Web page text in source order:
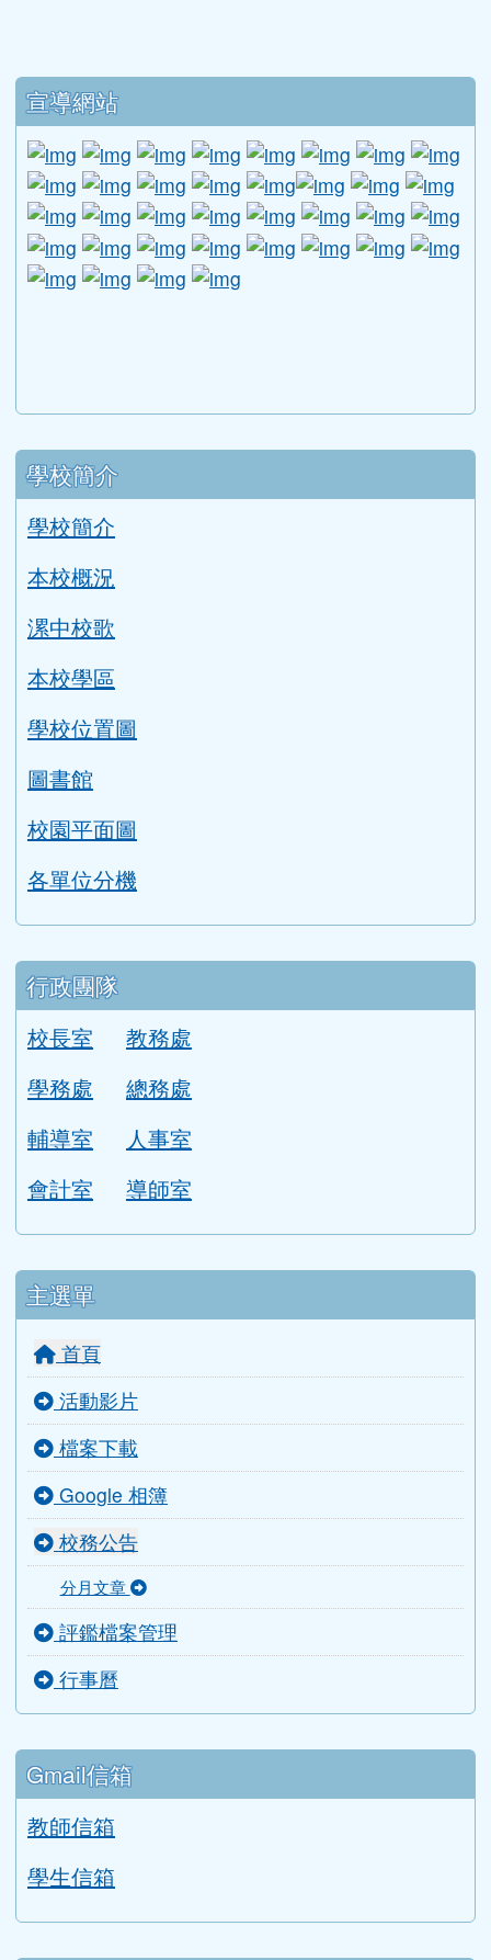
下中區域內容
宣導網站
link to http://www.guide.edu.tw/
link to http://www.csptc.gov.tw/ \
link to http://enc.moe.edu.tw/ \
link to https://
link to https://
link to https://
link to
link to http://edufund.cyut.edu.tw \
link to http://link to https://www.ptskids.tw/ \
link to http://link to http://
link to http://
link tolink
link to http://1950.tycg.gov.tw/ \
link to http://www.e-quit.org/ \
link to http://www.hpa.gov.tw/
link to http://
link to http://goo.gl/
link to http://
link to
link to http://www.2017twccprcescr.tw/
link to http://http://ifi.immigration.gov.tw/
link to https://i.win.org.tw/iWIN/
link to https://
link to http://link to https://
link to https://
link to
link to
link to https://dep.mohw.gov.tw/DOMHAOH/lp-3560-
link to https://dep.mohw.gov.tw/DOMHAOH/cp-
link to http://sgcc.tyc.edu.tw/tycsgcc/ \
link to =\ https://learning.swcb.gov.tw/
link to http://link to https://
link to https://
link to https://10000.gov.tw
link to https://eliteracy.edu.tw/Shorts/
link to https://friendlycampus.k12ea.gov.tw/
link to https://care.tyc.edu.tw/ _blank
link to https://energy.mt.ntnu.edu.tw/ \
左邊區域內容
學校簡介
學校簡介
行政團隊
校長室
教務處
主選單
活動影片
檔案下載
Google 相簿
校務公告
分月文章
評鑑檔案管理
行事曆
Gmail信箱
教師信箱